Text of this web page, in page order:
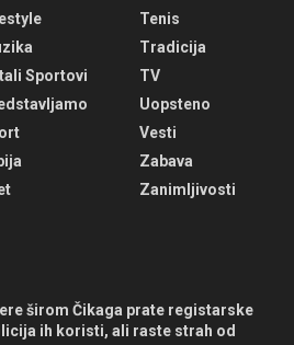
Sportovi
Tenis
Tradicija
TV
Uopsteno
Vesti
Zabava
Zanimljivosti
širom Čikaga prate registarske
ih koristi, ali raste strah od